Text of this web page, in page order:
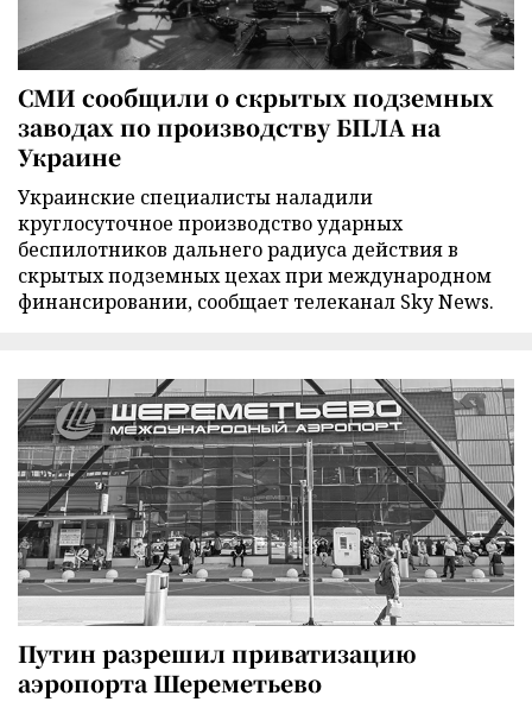
СМИ сообщили о скрытых подземных
заводах по производству БПЛА на
Украине
Украинские специалисты наладили
круглосуточное производство ударных
беспилотников дальнего радиуса действия в
скрытых подземных цехах при международном
финансировании, сообщает телеканал Sky News.
Путин разрешил приватизацию
аэропорта Шереметьево